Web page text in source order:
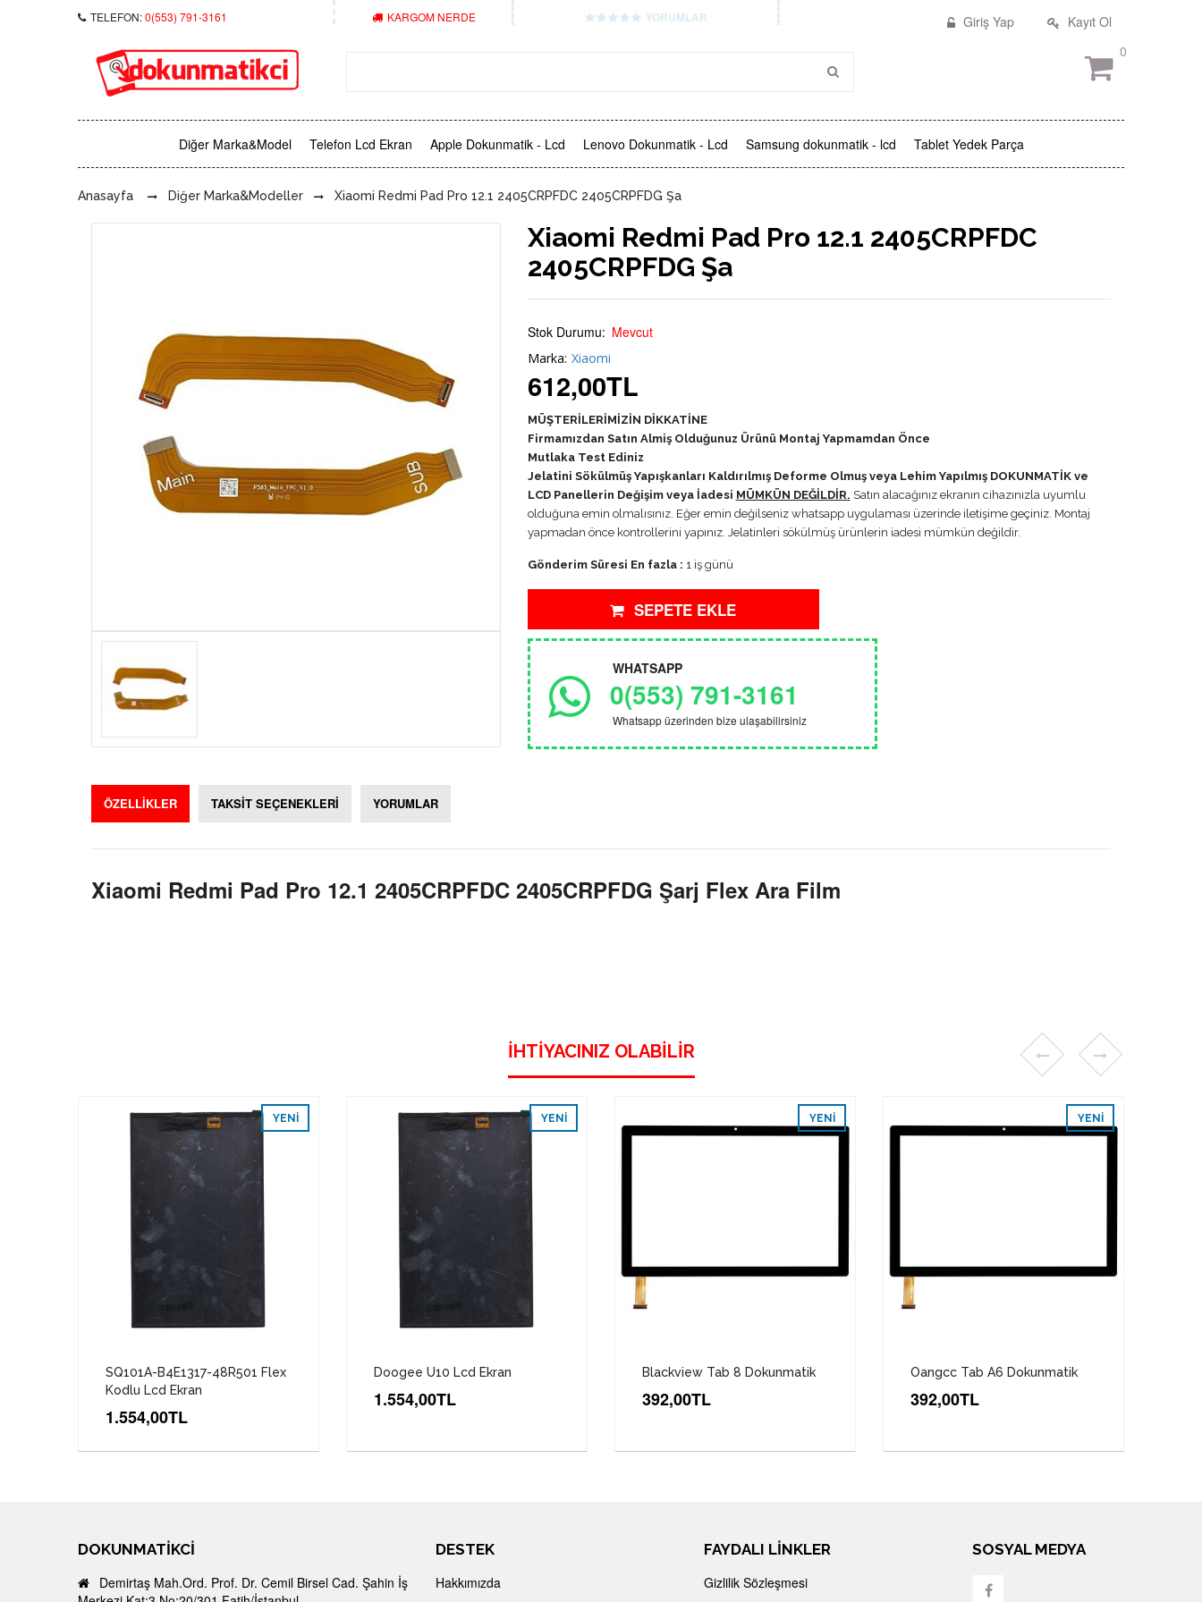
TELEFON:0(553) 791-3161 KARGOM NERDE YORUMLAR Giriş Yap
Kayıt Ol
0
Diğer Marka&Model Telefon Lcd Ekran Apple Dokunmatik - Lcd Lenovo Dokunmatik - Lcd Samsung dokunmatik - lcd Tablet Yedek Parça
Anasayfa Diğer Marka&Modeller Xiaomi Redmi Pad Pro 12.1 2405CRPFDC 2405CRPFDG Şa
Xiaomi Redmi Pad Pro 12.1 2405CRPFDC
2405CRPFDG Şa
Stok Durumu: Mevcut
Marka: Xiaomi
612,00TL
MÜŞTERİLERİMİZİN DİKKATİNE
Firmamızdan Satın Almiş Olduğunuz Ürünü Montaj Yapmamdan Önce
Mutlaka Test Ediniz
Jelatini Sökülmüş Yapışkanları Kaldırılmış Deforme Olmuş veya Lehim Yapılmış DOKUNMATİK ve
LCD Panellerin Değişim veya İadesi MÜMKÜN DEĞİLDİR. Satın alacağınız ekranın cihazınızla uyumlu
olduğuna emin olmalısınız. Eğer emin değilseniz whatsapp uygulaması üzerinde iletişime geçiniz. Montaj
yapmadan önce kontrollerini yapınız. Jelatinleri sökülmüş ürünlerin iadesi mümkün değildir.
Gönderim Süresi En fazla : 1 iş günü
SEPETE EKLE
WHATSAPP
0(553) 791-3161
Whatsapp üzerinden bize ulaşabilirsiniz
ÖZELLİKLER TAKSİT SEÇENEKLERİ YORUMLAR
Xiaomi Redmi Pad Pro 12.1 2405CRPFDC 2405CRPFDG Şarj Flex Ara Film
İHTIYACINIZ OLABILIR
YENI
SQ101A-B4E1317-48R501 Flex
Kodlu Lcd Ekran
1.554,00TL
YENI
Doogee U10 Lcd Ekran
1.554,00TL
YENI
Blackview Tab 8 Dokunmatik
392,00TL
YENI
Oangcc Tab A6 Dokunmatik
392,00TL
DOKUNMATIKCI
Demirtaş Mah.Ord. Prof. Dr. Cemil Birsel Cad. Şahin İş
DESTEK
Hakkımızda
FAYDALI LİNKLER
Gizlilik Sözleşmesi
SOSYAL MEDYA